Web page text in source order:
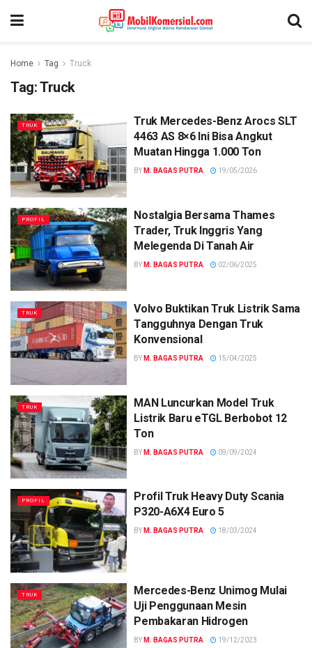
Home Tag Truck
Tag:Truck
TRUK
Truk Mercedes-Benz Arocs SLT
4463 AS 8×6 Ini Bisa Angkut
Muatan Hingga 1.000 Ton
BY M. BAGAS PUTRA 19/05/2026
PROFIL
Nostalgia Bersama Thames
Trader, Truk Inggris Yang
Melegenda Di Tanah Air
BY M. BAGAS PUTRA 02/06/2025
TRUK
Volvo Buktikan Truk Listrik Sama
Tangguhnya Dengan Truk
Konvensional
BY M. BAGAS PUTRA 15/04/2025
TRUK
MAN Luncurkan Model Truk
Listrik Baru eTGL Berbobot 12
Ton
BY M. BAGAS PUTRA 09/09/2024
PROFIL
Profil Truk Heavy Duty Scania
P320-A6X4 Euro 5
BY M. BAGAS PUTRA 18/03/2024
TRUK
Mercedes-Benz Unimog Mulai
Uji Penggunaan Mesin
Pembakaran Hidrogen
BY M. BAGAS PUTRA 19/12/2023